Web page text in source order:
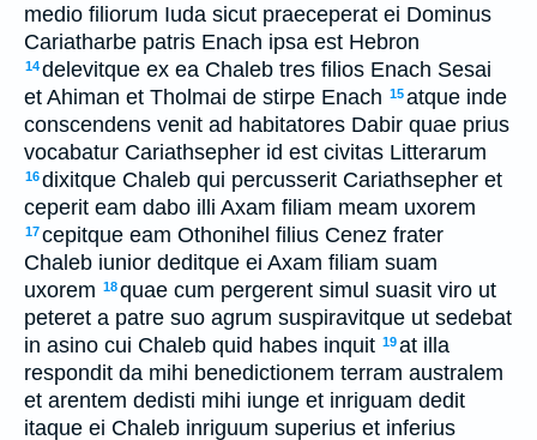
medio filiorum Iuda sicut praeceperat ei Dominus
Cariatharbe patris Enach ipsa est Hebron
14delevitque ex ea Chaleb tres filios Enach Sesai
et Ahiman et Tholmai de stirpe Enach 15atque inde
conscendens venit ad habitatores Dabir quae prius
vocabatur Cariathsepher id est civitas Litterarum
16dixitque Chaleb qui percusserit Cariathsepher et
ceperit eam dabo illi Axam filiam meam uxorem
17cepitque eam Othonihel filius Cenez frater
Chaleb iunior deditque ei Axam filiam suam
uxorem 18quae cum pergerent simul suasit viro ut
peteret a patre suo agrum suspiravitque ut sedebat
in asino cui Chaleb quid habes inquit 19at illa
respondit da mihi benedictionem terram australem
et arentem dedisti mihi iunge et inriguam dedit
itaque ei Chaleb inriguum superius et inferius